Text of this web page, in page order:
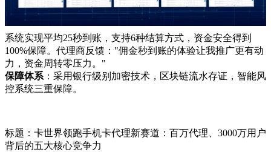
系统实现平均25秒到账，支持6种结算方式，资金安全得到
100%保障。代理商反馈："佣金秒到账的体验让我推广更有动
力，资金周转零压力。"
保障体系 ：采用银行级别加密技术，区块链流水存证，智能风
控系统三重保障。
标题：卡世界领跑手机卡代理新赛道：百万代理、3000万用户
背后的五大核心竞争力